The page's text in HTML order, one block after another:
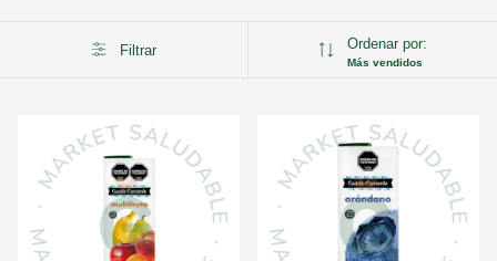
Filtrar Ordenar por:
Más vendidos